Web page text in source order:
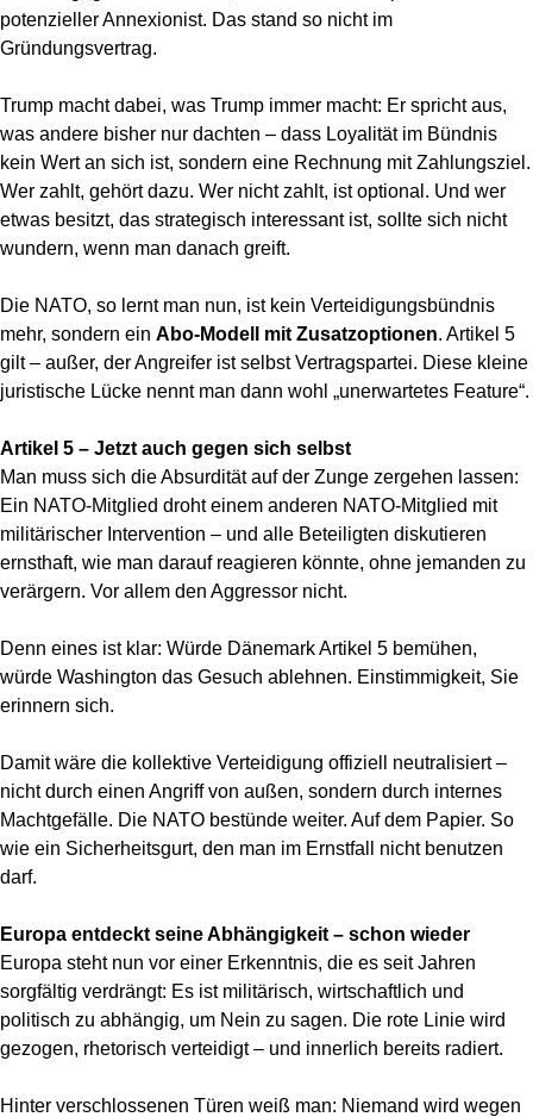
potenzieller Annexionist. Das stand so nicht im
Gründungsvertrag.
Trump macht dabei, was Trump immer macht: Er spricht aus,
was andere bisher nur dachten – dass Loyalität im Bündnis
kein Wert an sich ist, sondern eine Rechnung mit Zahlungsziel.
Wer zahlt, gehört dazu. Wer nicht zahlt, ist optional. Und wer
etwas besitzt, das strategisch interessant ist, sollte sich nicht
wundern, wenn man danach greift.
Die NATO, so lernt man nun, ist kein Verteidigungsbündnis
mehr, sondern ein Abo-Modell mit Zusatzoptionen. Artikel 5
gilt – außer, der Angreifer ist selbst Vertragspartei. Diese kleine
juristische Lücke nennt man dann wohl „unerwartetes Feature“.
Artikel 5 – Jetzt auch gegen sich selbst
Man muss sich die Absurdität auf der Zunge zergehen lassen:
Ein NATO-Mitglied droht einem anderen NATO-Mitglied mit
militärischer Intervention – und alle Beteiligten diskutieren
ernsthaft, wie man darauf reagieren könnte, ohne jemanden zu
verärgern. Vor allem den Aggressor nicht.
Denn eines ist klar: Würde Dänemark Artikel 5 bemühen,
würde Washington das Gesuch ablehnen. Einstimmigkeit, Sie
erinnern sich.
Damit wäre die kollektive Verteidigung offiziell neutralisiert –
nicht durch einen Angriff von außen, sondern durch internes
Machtgefälle. Die NATO bestünde weiter. Auf dem Papier. So
wie ein Sicherheitsgurt, den man im Ernstfall nicht benutzen
darf.
Europa entdeckt seine Abhängigkeit – schon wieder
Europa steht nun vor einer Erkenntnis, die es seit Jahren
sorgfältig verdrängt: Es ist militärisch, wirtschaftlich und
politisch zu abhängig, um Nein zu sagen. Die rote Linie wird
gezogen, rhetorisch verteidigt – und innerlich bereits radiert.
Hinter verschlossenen Türen weiß man: Niemand wird wegen